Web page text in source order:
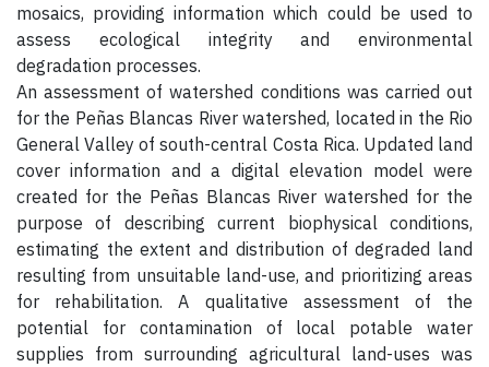
mosaics, providing information which could be used to
assess ecological integrity and environmental
degradation processes.
An assessment of watershed conditions was carried out
for the Peñas Blancas River watershed, located in the Rio
General Valley of south-central Costa Rica. Updated land
cover information and a digital elevation model were
created for the Peñas Blancas River watershed for the
purpose of describing current biophysical conditions,
estimating the extent and distribution of degraded land
resulting from unsuitable land-use, and prioritizing areas
for rehabilitation. A qualitative assessment of the
potential for contamination of local potable water
supplies from surrounding agricultural land-uses was